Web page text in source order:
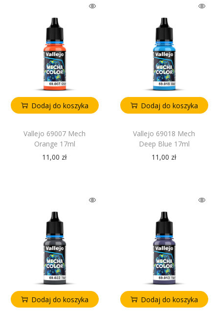
Dodaj do koszyka
Vallejo 69007 Mech
Orange 17ml
11,00 zł
Dodaj do koszyka
Vallejo 69018 Mech
Deep Blue 17ml
11,00 zł
Dodaj do koszyka Dodaj do koszyka